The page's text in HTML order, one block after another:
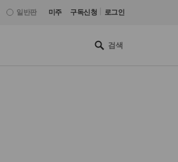
일반판 미주 구독신청 로그인